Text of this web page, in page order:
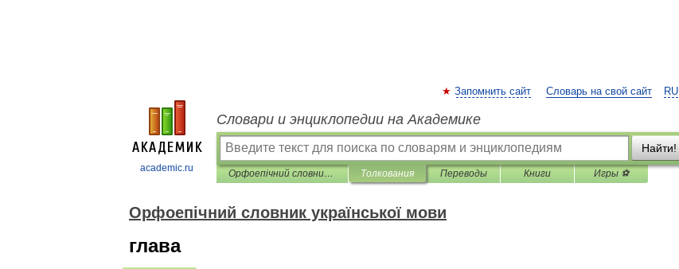
academic.ru
RU
Запомнить сайт Словарь на свой сайт
Словари и энциклопедии на Академике
Найти!
Орфоепічний словник української мови Толкования Переводы Книги Игры ⚽
Орфоепічний словник української мови
глава